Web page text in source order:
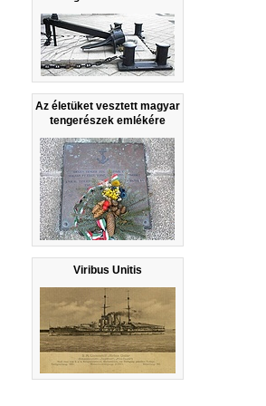
Az életüket vesztett magyar
tengerészek emlékére
Viribus Unitis